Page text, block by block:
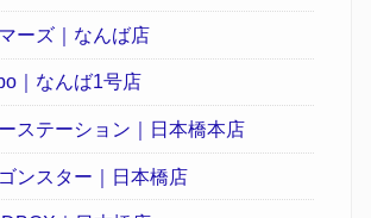
ーズ｜なんば店
｜なんば1号店
ステーション｜日本橋本店
ンスター｜日本橋店